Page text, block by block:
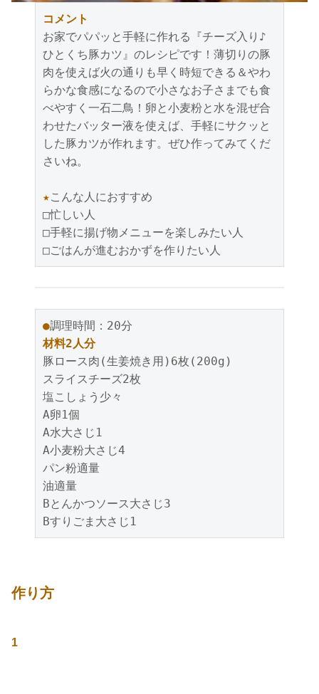
コメント
お家でパパッと手軽に作れる『チーズ入り♪
ひとくち豚カツ』のレシピです！薄切りの豚
肉を使えば火の通りも早く時短できる＆やわ
らかな食感になるので小さなお子さまでも食
べやすく一石二鳥！卵と小麦粉と水を混ぜ合
わせたバッター液を使えば、手軽にサクッと
した豚カツが作れます。ぜひ作ってみてくだ
さいね。
★こんな人におすすめ
□忙しい人
□手軽に揚げ物メニューを楽しみたい人
●
材料2人分
豚ロース肉(生姜焼き用)6枚(200g)
スライスチーズ2枚
塩こしょう少々
A卵1個
A水大さじ1
A小麦粉大さじ4
パン粉適量
油適量
Bとんかつソース大さじ3
Bすりごま大さじ1
作り方
1